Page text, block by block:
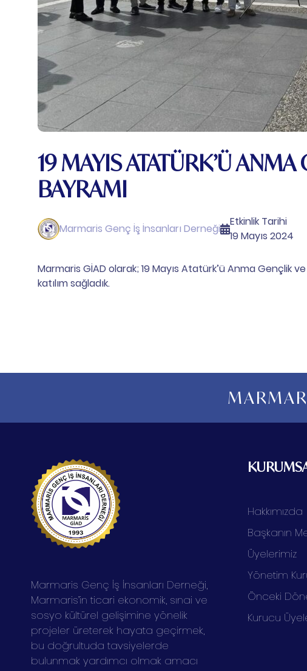
19 MAYIS ATATÜRK’Ü
BAYRAMI
Marmaris Genç İş İnsanları Derneği
Etkinlik Tarihi
19 Mayıs 2024
Marmaris GİAD olarak; 19 Mayıs Atatürk’ü Anma Gençlik
katılım sağladık.​
Marmaris Genç İş İnsanları Derneği,
Marmaris’in ticari ekonomik, sınai ve
sosyo kültürel gelişimine yönelik
projeler üreterek hayata geçirmek,
bu doğrultuda tavsiyelerde
bulunmak yardımcı olmak amacı
Hakkımızda
Başkanın
Üyelerimiz
Yönetim
Önceki
Kurucu